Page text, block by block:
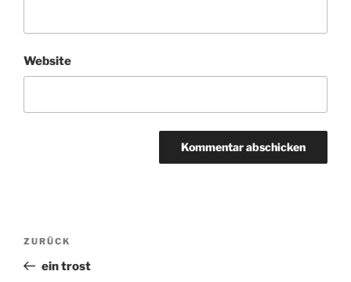
Website
Beitragsnavigation
Vorheriger
Beitrag
ZURÜCK
ein trost